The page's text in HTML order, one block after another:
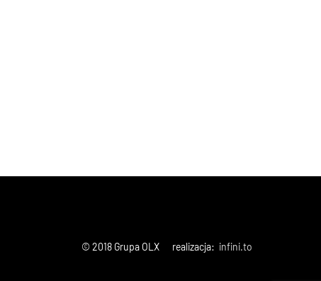
© 2018 Grupa OLX realizacja: infini.to